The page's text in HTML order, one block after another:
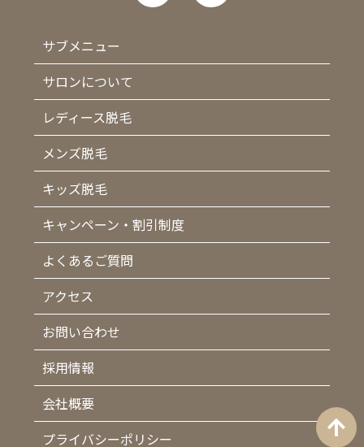
サブメニュー
サロンについて
レディース脱毛
メンズ脱毛
キッズ脱毛
キャンペーン・割引制度
よくあるご質問
アクセス
お問い合わせ
採用情報
会社概要
プライバシーポリシー